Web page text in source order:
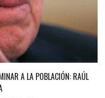
A LA POBLACIÓN: RAÚL